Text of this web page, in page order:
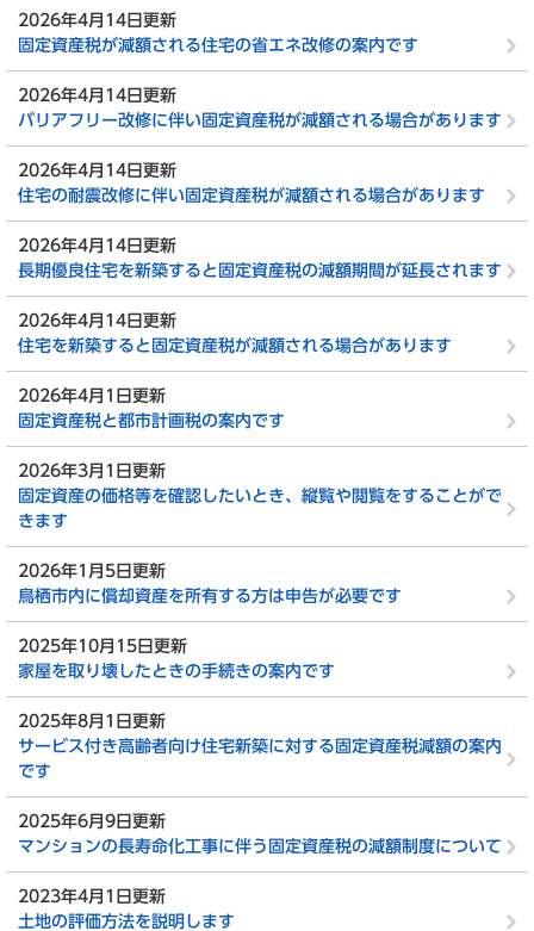
2026年4月14日更新
固定資産税が減額される住宅の省エネ改修の案内です
2026年4月14日更新
バリアフリー改修に伴い固定資産税が減額される場合があります
2026年4月14日更新
住宅の耐震改修に伴い固定資産税が減額される場合があります
2026年4月14日更新
長期優良住宅を新築すると固定資産税の減額期間が延長されます
2026年4月14日更新
住宅を新築すると固定資産税が減額される場合があります
2026年4月1日更新
固定資産税と都市計画税の案内です
2026年3月1日更新
固定資産の価格等を確認したいとき、縦覧や閲覧をすることがで
きます
2026年1月5日更新
鳥栖市内に償却資産を所有する方は申告が必要です
2025年10月15日更新
家屋を取り壊したときの手続きの案内です
2025年8月1日更新
サービス付き高齢者向け住宅新築に対する固定資産税減額の案内
です
2025年6月9日更新
マンションの長寿命化工事に伴う固定資産税の減額制度について
2023年4月1日更新
土地の評価方法を説明します